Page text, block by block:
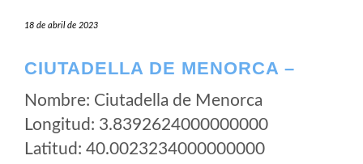
18 de abril de 2023
CIUTADELLA DE MENORCA –
Nombre: Ciutadella de Menorca
Longitud: 3.8392624000000000
Latitud: 40.0023234000000000